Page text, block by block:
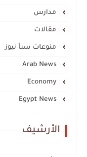
مدارس
مقالات
منوعات سبأ نيوز
Arab News
Economy
Egypt News
الأرشيف